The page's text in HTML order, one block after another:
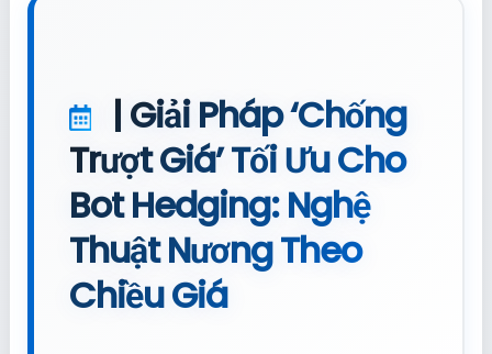
| Giải Pháp ‘Chống
Trượt Giá’ Tối Ưu Cho
Bot Hedging: Nghệ
Thuật Nương Theo
Chiều Giá